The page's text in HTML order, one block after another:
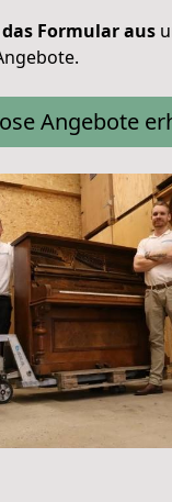
Formular aus
Angebote